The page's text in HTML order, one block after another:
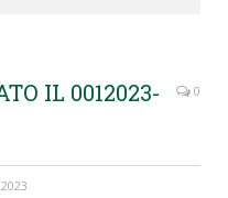
IL 0012023-
0